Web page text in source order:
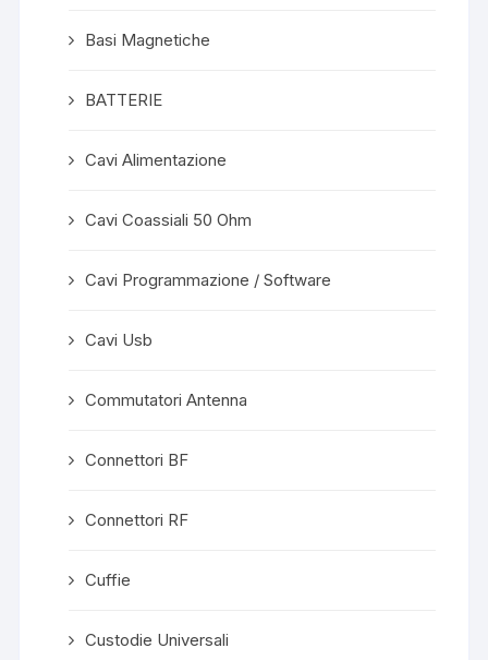
Basi Magnetiche
BATTERIE
Cavi Alimentazione
Cavi Coassiali 50 Ohm
Cavi Programmazione / Software
Cavi Usb
Commutatori Antenna
Connettori BF
Connettori RF
Cuffie
Custodie Universali